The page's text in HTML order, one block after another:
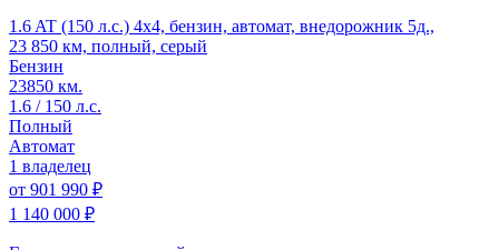
1.6 AT (150 л.с.) 4x4, бензин, автомат, внедорожник 5д.,
23 850 км, полный, серый
Бензин
23850 км.
1.6 / 150 л.с.
Полный
Автомат
1 владелец
от 901 990 ₽
1 140 000 ₽